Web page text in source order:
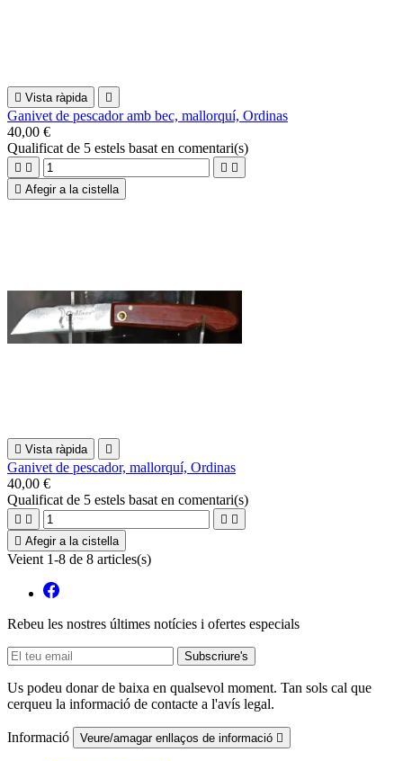
 Vista ràpida 
Ganivet de pescador amb bec, mallorquí, Ordinas
40,00 €
Qualificat de 5 estels basat en comentari(s)
   
 Afegir a la cistella
 Vista ràpida 
Ganivet de pescador, mallorquí, Ordinas
40,00 €
Qualificat de 5 estels basat en comentari(s)
   
 Afegir a la cistella
Veient 1-8 de 8 articles(s)
Rebeu les nostres últimes notícies i ofertes especials
Us podeu donar de baixa en qualsevol moment. Tan sols cal que
cerqueu la informació de contacte a l'avís legal.
Informació Veure/amagar enllaços de informació 